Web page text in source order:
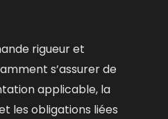
rigueur et
s’assurer de
applicable, la
les obligations liées